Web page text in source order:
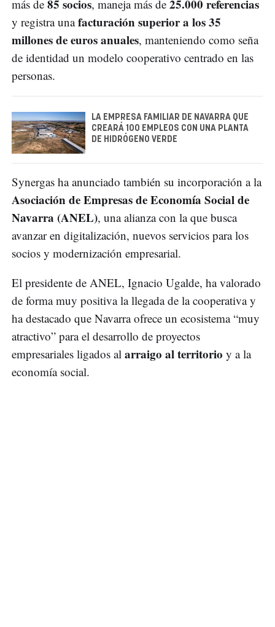
más de 85 socios, maneja más de 25.000 referencias
y registra unafacturación superior a los 35
millones de euros anuales, manteniendo como seña
de identidad un modelo cooperativo centrado en las
personas.
LA EMPRESA FAMILIAR DE NAVARRA QUE
CREARÁ 100 EMPLEOS CON UNA PLANTA
DE HIDRÓGENO VERDE
Synergas ha anunciado también su incorporación a la
Asociación de Empresas de Economía Social de
Navarra (ANEL), una alianza con la que busca
avanzar en digitalización, nuevos servicios para los
socios y modernización empresarial.
El presidente de ANEL, Ignacio Ugalde, ha valorado
de forma muy positiva la llegada de la cooperativa y
ha destacado que Navarra ofrece un ecosistema “muy
atractivo” para el desarrollo de proyectos
empresariales ligados al arraigo al territorio y a la
economía social.